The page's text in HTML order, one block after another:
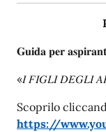
𝐆𝐮𝐢𝐝𝐚 𝐩𝐞𝐫
«𝐼 𝐹𝐼𝐺𝐿𝐼 𝐷𝐸𝐺𝐿𝐼
Scoprilo
https://